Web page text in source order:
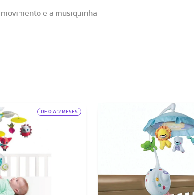
movimento e a musiquinha
DE 0 A 12 MESES